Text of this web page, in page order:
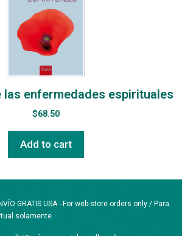
las enfermedades espirituales
$68.50
Add to cart
GRATIS USA - For web-store orders only / Para
solamente